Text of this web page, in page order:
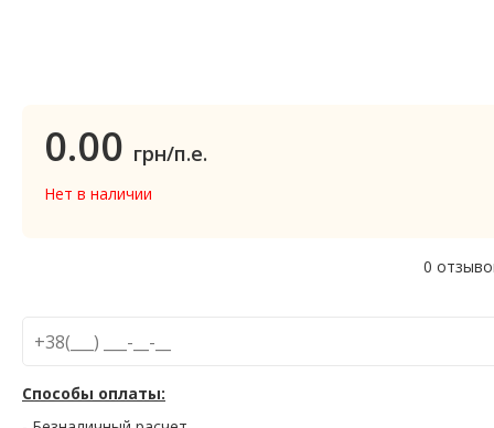
0.00 грн/п.е.
Нет в наличии
0
Способы оплаты: